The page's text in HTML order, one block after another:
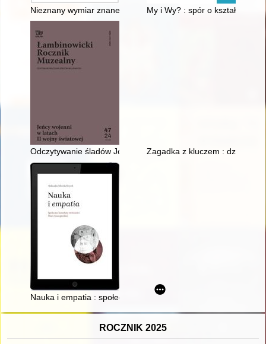
Nieznany wymiar znanej biografii : "polski mudżahedin" Lech
My i Wy? : spór o kształt
Odczytywanie śladów Józefa Owsianego - Sybiraka i jeńca
Zagadka z kluczem : dziwny
Nauka i empatia : społeczne konteksty twórczości Marii
ROCZNIK 2025